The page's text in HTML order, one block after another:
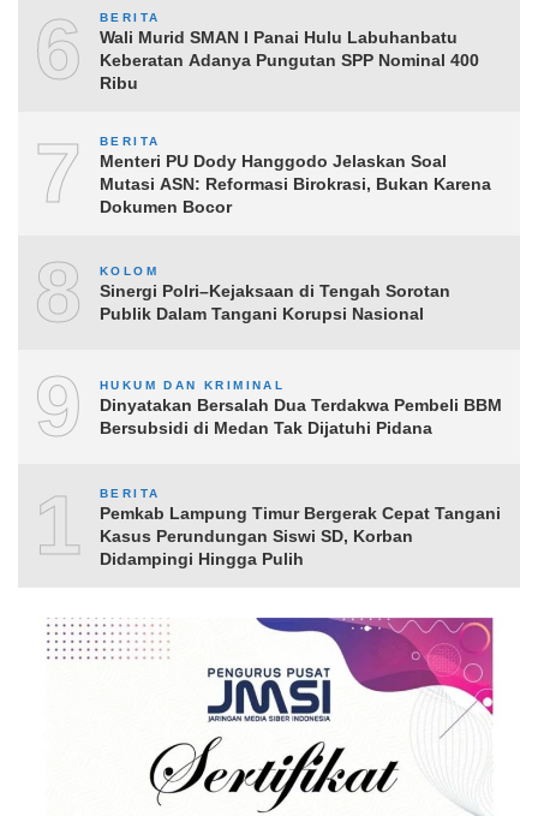
6 BERITA
Wali Murid SMAN I Panai Hulu Labuhanbatu
Keberatan Adanya Pungutan SPP Nominal 400
Ribu
7 BERITA
Menteri PU Dody Hanggodo Jelaskan Soal
Mutasi ASN: Reformasi Birokrasi, Bukan Karena
Dokumen Bocor
8 KOLOM
Sinergi Polri–Kejaksaan di Tengah Sorotan
Publik Dalam Tangani Korupsi Nasional
9 HUKUM DAN KRIMINAL
Dinyatakan Bersalah Dua Terdakwa Pembeli BBM
Bersubsidi di Medan Tak Dijatuhi Pidana
10BERITA
Pemkab Lampung Timur Bergerak Cepat Tangani
Kasus Perundungan Siswi SD, Korban
Didampingi Hingga Pulih